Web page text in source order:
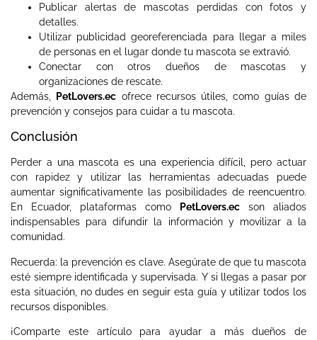
Publicar alertas de mascotas perdidas con fotos y
detalles.
Utilizar publicidad georeferenciada para llegar a miles
de personas en el lugar donde tu mascota se extravió.
Conectar con otros dueños de mascotas y
organizaciones de rescate.
Además,
PetLovers.ec ofrece recursos útiles, como guías de
prevención y consejos para cuidar a tu mascota.
Conclusión
Perder a una mascota es una experiencia difícil, pero actuar
con rapidez y utilizar las herramientas adecuadas puede
aumentar significativamente las posibilidades de reencuentro.
En Ecuador, plataformas como
PetLovers.ec son aliados
indispensables para difundir la información y movilizar a la
comunidad.
Recuerda: la prevención es clave. Asegúrate de que tu mascota
esté siempre identificada y supervisada. Y si llegas a pasar por
esta situación, no dudes en seguir esta guía y utilizar todos los
recursos disponibles.
¡Comparte este artículo para ayudar a más dueños de